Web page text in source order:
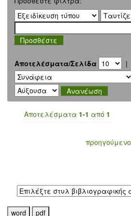
Αποτελέσματα/Σελίδα |
Αποτελέσματα 1-1 από 1
προηγούμενο